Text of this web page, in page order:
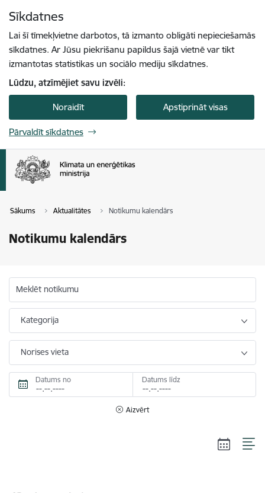
Sīkdatnes
Lai šī tīmekļvietne darbotos, tā izmanto obligāti nepieciešamās
sīkdatnes. Ar Jūsu piekrišanu papildus šajā vietnē var tikt
izmantotas statistikas un sociālo mediju sīkdatnes.
Lūdzu, atzīmējiet savu izvēli:
Noraidīt Apstiprināt visas
Pārvaldīt sīkdatnes
Sākums Aktualitātes Notikumu kalendārs
Notikumu kalendārs
Meklēt notikumu
Kategorija
Norises vieta
Datums no Datums līdz
Aizvērt